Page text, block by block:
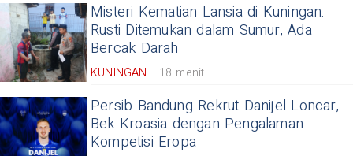
Misteri Kematian Lansia di Kuningan:
Rusti Ditemukan dalam Sumur, Ada
Bercak Darah
KUNINGAN 18 menit
Persib Bandung Rekrut Danijel Loncar,
Bek Kroasia dengan Pengalaman
Kompetisi Eropa